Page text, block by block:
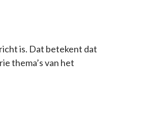
is. Dat betekent dat
thema’s van het